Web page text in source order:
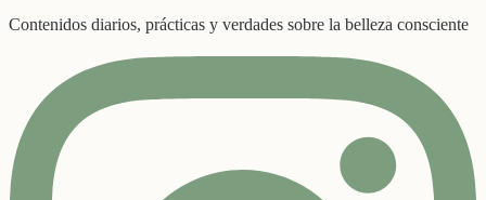
Contenidos diarios, prácticas y verdades sobre la belleza consciente